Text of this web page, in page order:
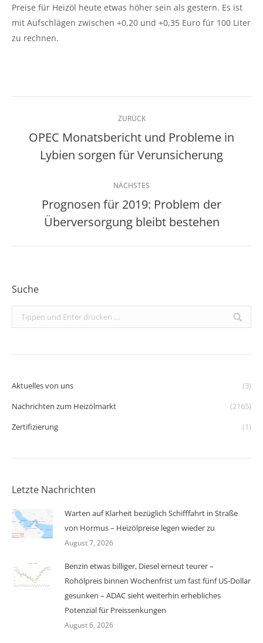
Preise für Heizöl heute etwas höher sein als gestern. Es ist
mit Aufschlägen zwischen +0,20 und +0,35 Euro für 100 Liter
zu rechnen.
Kommentarnavigation
ZURÜCK
Vorheriger
Beitrag:
OPEC Monatsbericht und Probleme in
Lybien sorgen für Verunsicherung
NÄCHSTES
Nächster
Beitrag:
Prognosen für 2019: Problem der
Überversorgung bleibt bestehen
Suche
Search:
Aktuelles von uns
(3)
Nachrichten zum Heizölmarkt
(2165)
Zertifizierung
(1)
Letzte Nachrichten
Warten auf Klarheit bezüglich Schifffahrt in Straße
von Hormus – Heizölpreise legen wieder zu
August 7, 2026
Benzin etwas billiger, Diesel erneut teurer –
Rohölpreis binnen Wochenfrist um fast fünf US-Dollar
gesunken – ADAC sieht weiterhin erhebliches
Potenzial für Preissenkungen
August 6, 2026